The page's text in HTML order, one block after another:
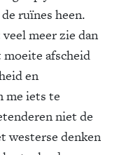
ruïnes heen.
meer zie dan
moeite afscheid
en
me iets te
niet de
westerse denken